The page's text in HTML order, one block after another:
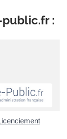
public.fr :